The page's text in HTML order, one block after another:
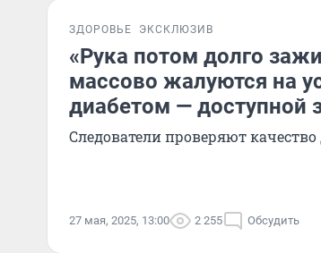
ЗДОРОВЬЕ ЭКСКЛЮЗИВ
«Рука потом долго
массово жалуются на
диабетом — доступной
Cледователи проверяют
27 мая, 2025, 13:00 2 255 Обсудить